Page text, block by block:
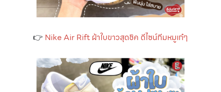
👉 Nike Air Rift ผ้าใบขาวสุดชิค ดีไซน์กีมหมูเก๋ๆ